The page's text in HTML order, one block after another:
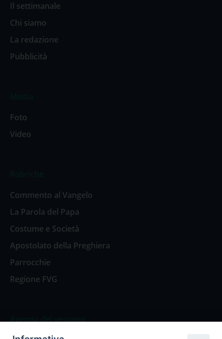
Il settimanale
Chi siamo
La redazione
Pubblicità
Foto
Video
Commento al Vangelo
La Parola del Papa
Costume e Società
Apostolato della Preghiera
Parrocchie
Regione FVG
Agenda del vescovo